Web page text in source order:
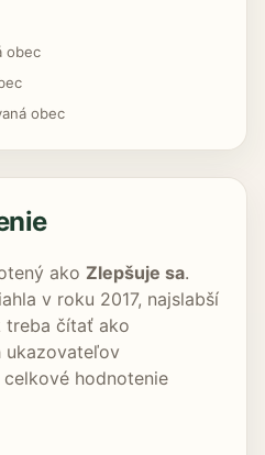
obec
obec
ako Zlepšuje sa.
v roku 2017, najslabší
treba čítať ako
ukazovateľov
hodnotenie